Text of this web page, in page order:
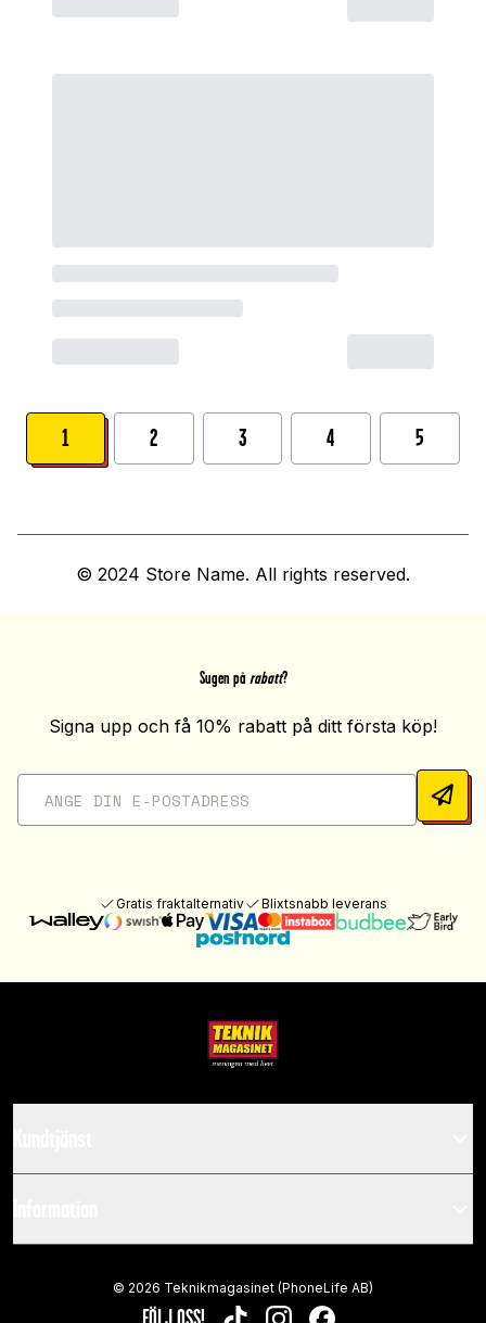
1 2 3 4 5
© 2024 Store Name. All rights reserved.
Sugen på rabatt?
Signa upp och få 10% rabatt på ditt första köp!
Gratis fraktalternativ Blixtsnabb leverans
© 2026 Teknikmagasinet (PhoneLife AB)